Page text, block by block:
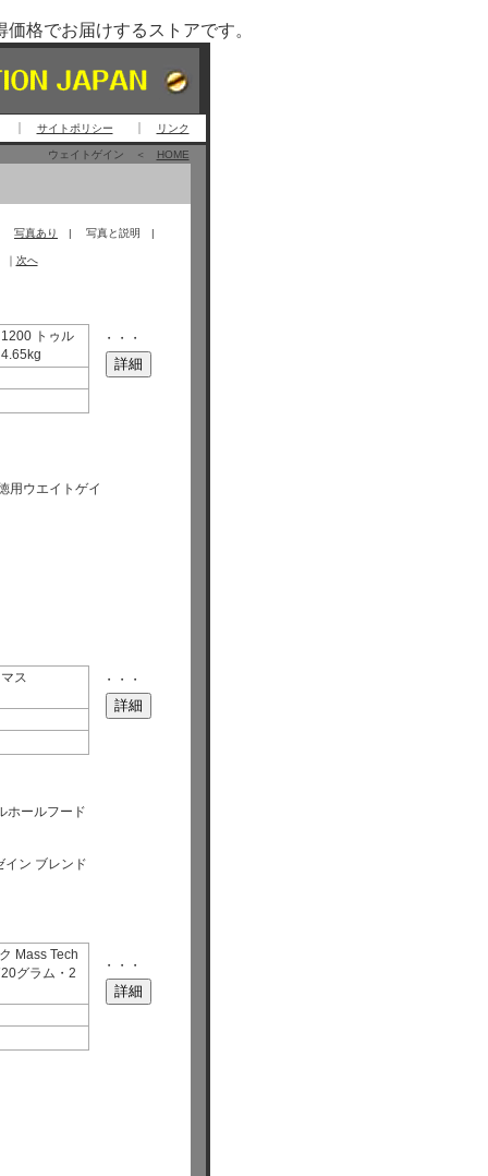
格でお届けするストアです。
サイトポリシー リンク
ウェイトゲイン ＜ HOME
写真あり | 写真と説明 |
次へ
トゥル
・・・
用ウエイトゲイ
ス
・・・
ホールフード
ン ブレンド
Mass Tech
グラム・2
・・・